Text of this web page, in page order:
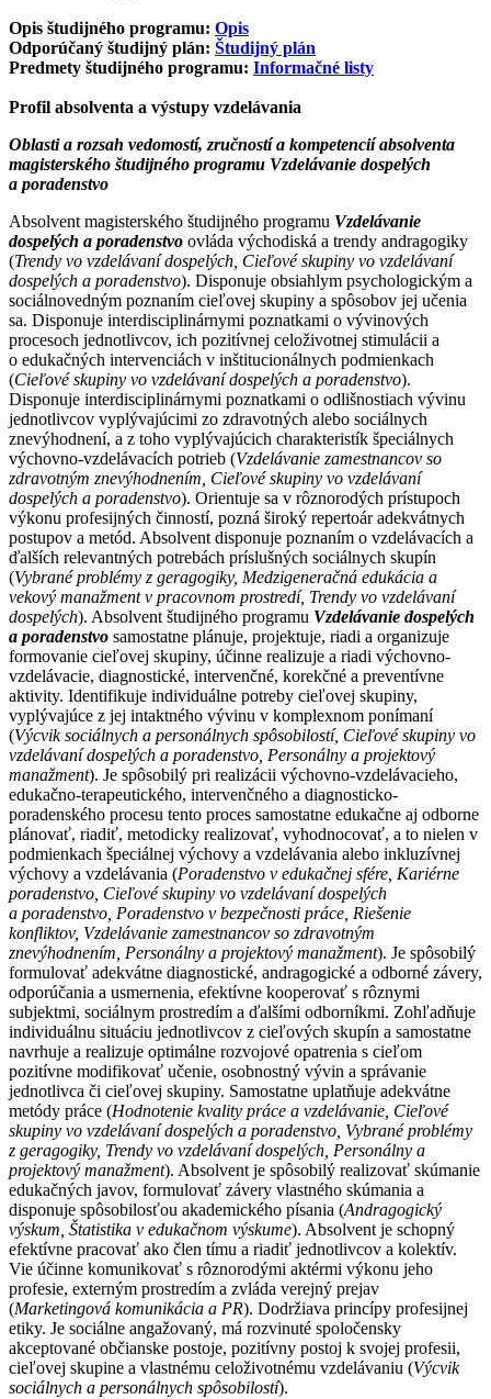
Opis študijného programu: Opis
Odporúčaný študijný plán: Študijný plán
Predmety študijného programu: Informačné listy
Profil absolventa a výstupy vzdelávania
Oblasti a rozsah vedomostí, zručností a kompetencií absolventa
magisterského študijného programu Vzdelávanie dospelých
a poradenstvo
Absolvent magisterského študijného programu Vzdelávanie
dospelých a poradenstvo ovláda východiská a trendy andragogiky
(Trendy vo vzdelávaní dospelých, Cieľové skupiny vo vzdelávaní
dospelých a poradenstvo). Disponuje obsiahlym psychologickým a
sociálnovedným poznaním cieľovej skupiny a spôsobov jej učenia
sa. Disponuje interdisciplinárnymi poznatkami o vývinových
procesoch jednotlivcov, ich pozitívnej celoživotnej stimulácii a
o edukačných intervenciách v inštitucionálnych podmienkach
(Cieľové skupiny vo vzdelávaní dospelých a poradenstvo).
Disponuje interdisciplinárnymi poznatkami o odlišnostiach vývinu
jednotlivcov vyplývajúcimi zo zdravotných alebo sociálnych
znevýhodnení, a z toho vyplývajúcich charakteristík špeciálnych
výchovno-vzdelávacích potrieb (Vzdelávanie zamestnancov so
zdravotným znevýhodnením, Cieľové skupiny vo vzdelávaní
dospelých a poradenstvo). Orientuje sa v rôznorodých prístupoch
výkonu profesijných činností, pozná široký repertoár adekvátnych
postupov a metód. Absolvent disponuje poznaním o vzdelávacích a
ďalších relevantných potrebách príslušných sociálnych skupín
(Vybrané problémy z geragogiky, Medzigeneračná edukácia a
vekový manažment v pracovnom prostredí, Trendy vo vzdelávaní
dospelých). Absolvent študijného programu Vzdelávanie dospelých
a poradenstvo samostatne plánuje, projektuje, riadi a organizuje
formovanie cieľovej skupiny, účinne realizuje a riadi výchovno-
vzdelávacie, diagnostické, intervenčné, korekčné a preventívne
aktivity. Identifikuje individuálne potreby cieľovej skupiny,
vyplývajúce z jej intaktného vývinu v komplexnom ponímaní
(Výcvik sociálnych a personálnych spôsobilostí, Cieľové skupiny vo
vzdelávaní dospelých a poradenstvo, Personálny a projektový
manažment). Je spôsobilý pri realizácii výchovno-vzdelávacieho,
edukačno-terapeutického, intervenčného a diagnosticko-
poradenského procesu tento proces samostatne edukačne aj odborne
plánovať, riadiť, metodicky realizovať, vyhodnocovať, a to nielen v
podmienkach špeciálnej výchovy a vzdelávania alebo inkluzívnej
výchovy a vzdelávania (Poradenstvo v edukačnej sfére, Kariérne
poradenstvo, Cieľové skupiny vo vzdelávaní dospelých
a poradenstvo, Poradenstvo v bezpečnosti práce, Riešenie
konfliktov, Vzdelávanie zamestnancov so zdravotným
znevýhodnením, Personálny a projektový manažment). Je spôsobilý
formulovať adekvátne diagnostické, andragogické a odborné závery,
odporúčania a usmernenia, efektívne kooperovať s rôznymi
subjektmi, sociálnym prostredím a ďalšími odborníkmi. Zohľadňuje
individuálnu situáciu jednotlivcov z cieľových skupín a samostatne
navrhuje a realizuje optimálne rozvojové opatrenia s cieľom
pozitívne modifikovať učenie, osobnostný vývin a správanie
jednotlivca či cieľovej skupiny. Samostatne uplatňuje adekvátne
metódy práce (Hodnotenie kvality práce a vzdelávanie, Cieľové
skupiny vo vzdelávaní dospelých a poradenstvo, Vybrané problémy
z geragogiky, Trendy vo vzdelávaní dospelých, Personálny a
projektový manažment). Absolvent je spôsobilý realizovať skúmanie
edukačných javov, formulovať závery vlastného skúmania a
disponuje spôsobilosťou akademického písania (Andragogický
výskum, Štatistika v edukačnom výskume). Absolvent je schopný
efektívne pracovať ako člen tímu a riadiť jednotlivcov a kolektív.
Vie účinne komunikovať s rôznorodými aktérmi výkonu jeho
profesie, externým prostredím a zvláda verejný prejav
(Marketingová komunikácia a PR). Dodržiava princípy profesijnej
etiky. Je sociálne angažovaný, má rozvinuté spoločensky
akceptované občianske postoje, pozitívny postoj k svojej profesii,
cieľovej skupine a vlastnému celoživotnému vzdelávaniu (Výcvik
sociálnych a personálnych spôsobilostí).